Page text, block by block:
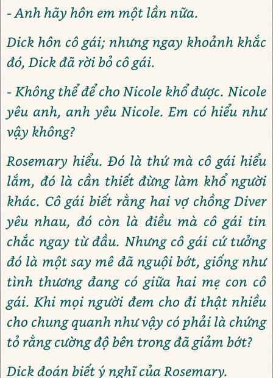
- Anh hãy hôn em một lần nữa.
Dick hôn cô gái; nhưng ngay khoảnh khắc
đó, Dick đã rời bỏ cô gái.
- Không thể để cho Nicole khổ được. Nicole
yêu anh, anh yêu Nicole. Em có hiểu như
vậy không?
Rosemary hiểu. Đó là thứ mà cô gái hiểu
lắm, đó là cần thiết đừng làm khổ người
khác. Cô gái biết rằng hai vợ chồng Diver
yêu nhau, đó còn là điều mà cô gái tin
chắc ngay từ đầu. Nhưng cô gái cứ tưởng
đó là một say mê đã nguội bớt, giống như
tình thương đang có giữa hai mẹ con cô
gái. Khi mọi người đem cho đi thật nhiều
cho chung quanh như vậy có phải là chứng
tỏ rằng cường độ bên trong đã giảm bớt?
Dick đoán biết ý nghĩ của Rosemary.